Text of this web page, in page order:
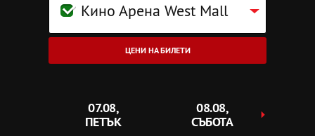
Кино Арена West Mall
ЦЕНИ НА БИЛЕТИ
07.08,
ПЕТЪК
08.08,
СЪБОТА